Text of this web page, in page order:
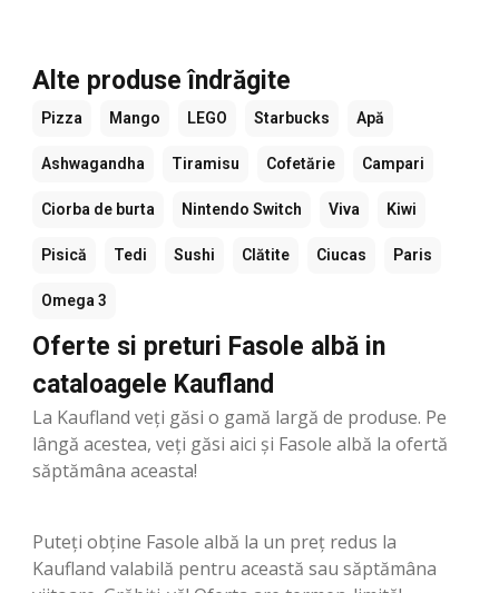
Alte produse îndrăgite
Pizza Mango LEGO Starbucks Apă
Ashwagandha Tiramisu Cofetărie Campari
Ciorba de burta Nintendo Switch Viva Kiwi
Pisică Tedi Sushi Clătite Ciucas Paris
Omega 3
Oferte si preturi Fasole albă in
cataloagele Kaufland
La Kaufland veți găsi o gamă largă de produse. Pe
lângă acestea, veți găsi aici și Fasole albă la ofertă
săptămâna aceasta!
Puteți obține Fasole albă la un preț redus la
Kaufland valabilă pentru această sau săptămâna